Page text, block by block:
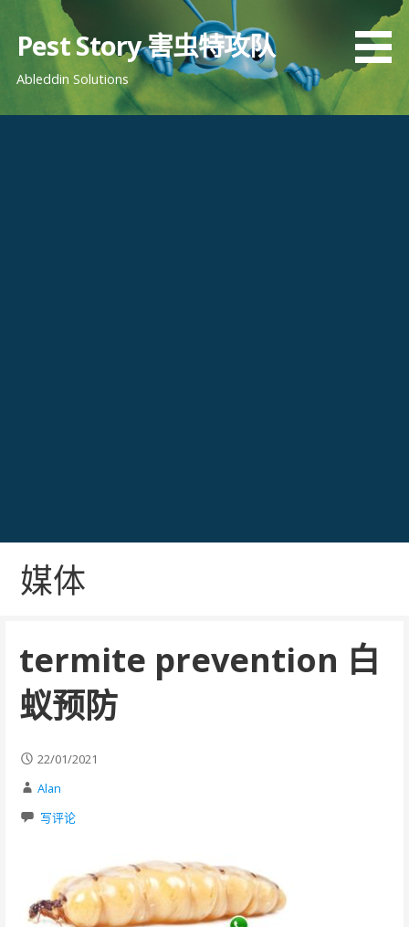
Pest Story 害虫特攻队
Ableddin Solutions
媒体
termite prevention 白
蚁预防
22/01/2021
Alan
写评论